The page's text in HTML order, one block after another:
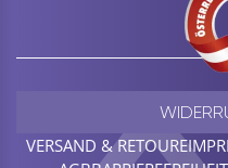
VERSAND & RETOURE